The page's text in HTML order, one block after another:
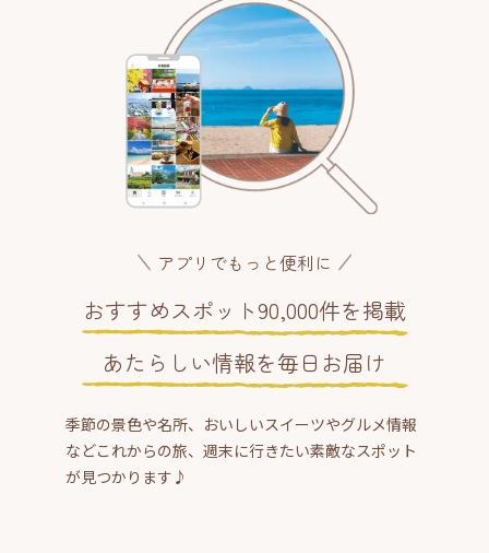
アプリでもっと便利に
おすすめスポット90,000件を掲載
あたらしい情報を毎日お届け
季節の景色や名所、おいしいスイーツやグルメ情報
などこれからの旅、週末に行きたい素敵なスポット
が見つかります♪